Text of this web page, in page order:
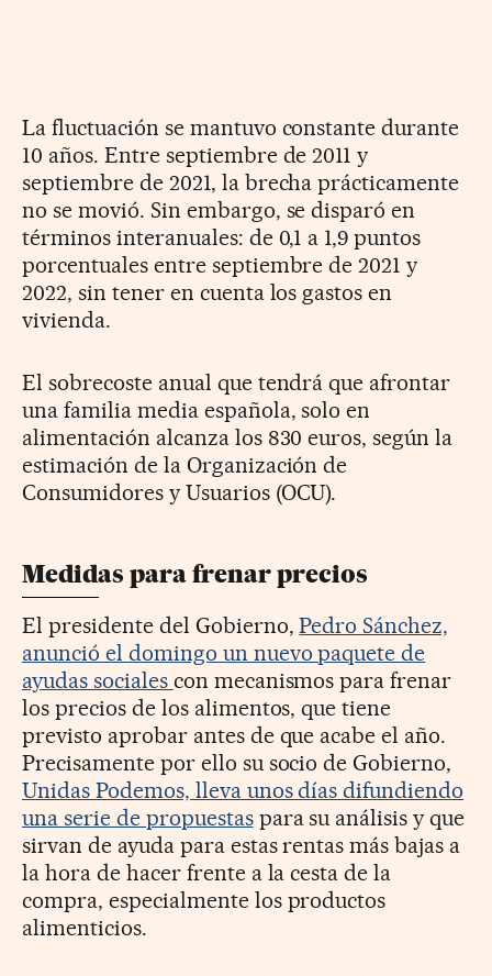
La fluctuación se mantuvo constante durante
10 años. Entre septiembre de 2011 y
septiembre de 2021, la brecha prácticamente
no se movió. Sin embargo, se disparó en
términos interanuales: de 0,1 a 1,9 puntos
porcentuales entre septiembre de 2021 y
2022, sin tener en cuenta los gastos en
vivienda.
El sobrecoste anual que tendrá que afrontar
una familia media española, solo en
alimentación alcanza los 830 euros, según la
estimación de la Organización de
Consumidores y Usuarios (OCU).
Medidas para frenar precios
El presidente del Gobierno,Pedro Sánchez,
anunció el domingo un nuevo paquete de
ayudas sociales con mecanismos para frenar
los precios de los alimentos, que tiene
previsto aprobar antes de que acabe el año.
Precisamente por ello su socio de Gobierno,
Unidas Podemos, lleva unos días difundiendo
una serie de propuestaspara su análisis y que
sirvan de ayuda para estas rentas más bajas a
la hora de hacer frente a la cesta de la
compra, especialmente los productos
alimenticios.